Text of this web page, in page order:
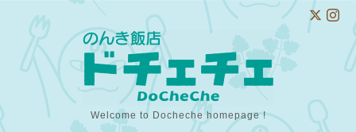
Welcome to Docheche homepage !